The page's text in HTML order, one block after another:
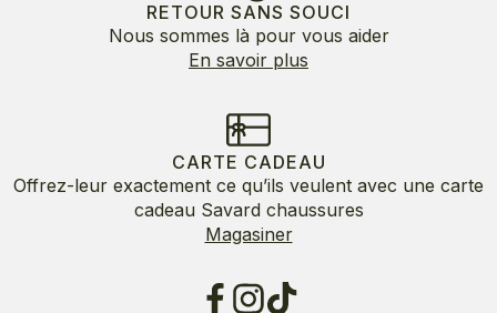
RETOUR SANS SOUCI
Nous sommes là pour vous aider
En savoir plus
CARTE CADEAU
Offrez-leur exactement ce qu’ils veulent avec une carte
cadeau Savard chaussures
Magasiner